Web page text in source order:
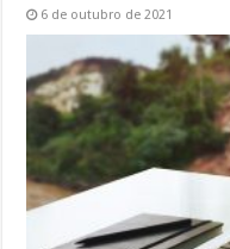
6 de outubro de 2021